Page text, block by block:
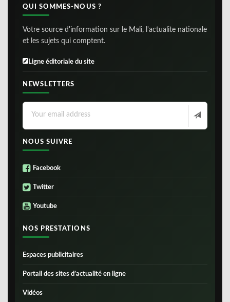
QUI SOMMES-NOUS ?
Votre source d'information sur le Mali, l'actualite nationale
et les sujets qui comptent.
Ligne éditoriale du site
NEWSLETTERS
NOUS SUIVRE
Facebook
Twitter
Youtube
NOS PRESTATIONS
Espaces publicitaires
Portail des sites d’actualité en ligne
Vidéos